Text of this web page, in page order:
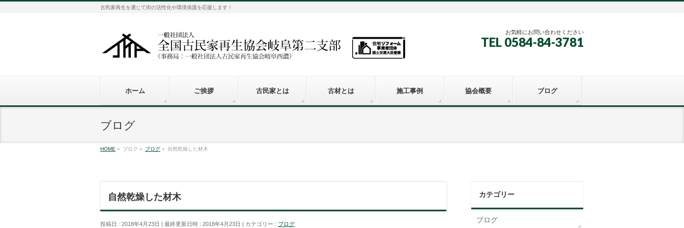
古民家再生を通じて街の活性化や環境保護を応援します！
お気軽にお問い合わせください
TEL 0584-84-3781
ホーム ご挨拶 古民家とは 古材とは 施工事例 協会概要 ブログ
ブログ
HOME » ブログ » ブログ » 自然乾燥した材木
自然乾燥した材木
投稿日 : 2018年4月23日 最終更新日時 : 2018年4月23日 カテゴリー : ブログ
カテゴリー
ブログ